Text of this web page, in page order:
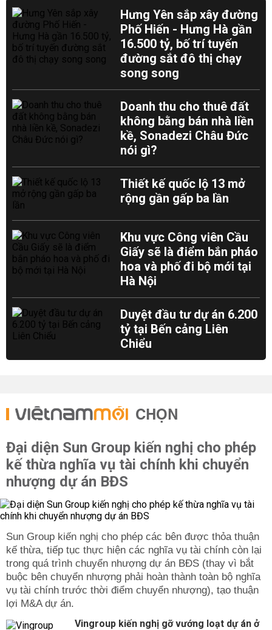
Hưng Yên sắp xây đường
Phố Hiến - Hưng Hà gần
16.500 tỷ, bố trí tuyến
đường sắt đô thị chạy
song song
Doanh thu cho thuê đất
không bằng bán nhà liền
kề, Sonadezi Châu Đức
nói gì?
Thiết kế quốc lộ 13 mở
rộng gần gấp ba lần
Khu vực Công viên Cầu
Giấy sẽ là điểm bắn pháo
hoa và phố đi bộ mới tại
Hà Nội
Duyệt đầu tư dự án 6.200
tỷ tại Bến cảng Liên
Chiểu
CHỌN
Đại diện Sun Group kiến nghị cho phép
kế thừa nghĩa vụ tài chính khi chuyển
nhượng dự án BĐS
Sun Group kiến nghị cho phép các bên được thỏa thuận
kế thừa, tiếp tục thực hiện các nghĩa vụ tài chính còn lại
trong quá trình chuyển nhượng dự án BĐS (thay vì bắt
buộc bên chuyển nhượng phải hoàn thành toàn bộ nghĩa
vụ tài chính trước thời điểm chuyển nhượng), tạo thuận
lợi M&A dự án.
Vingroup kiến nghị gỡ vướng loạt dự án ở